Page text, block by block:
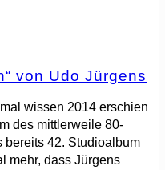
von Udo Jürgens
wissen 2014 erschien
des mittlerweile 80-
bereits 42. Studioalbum
mehr, dass Jürgens